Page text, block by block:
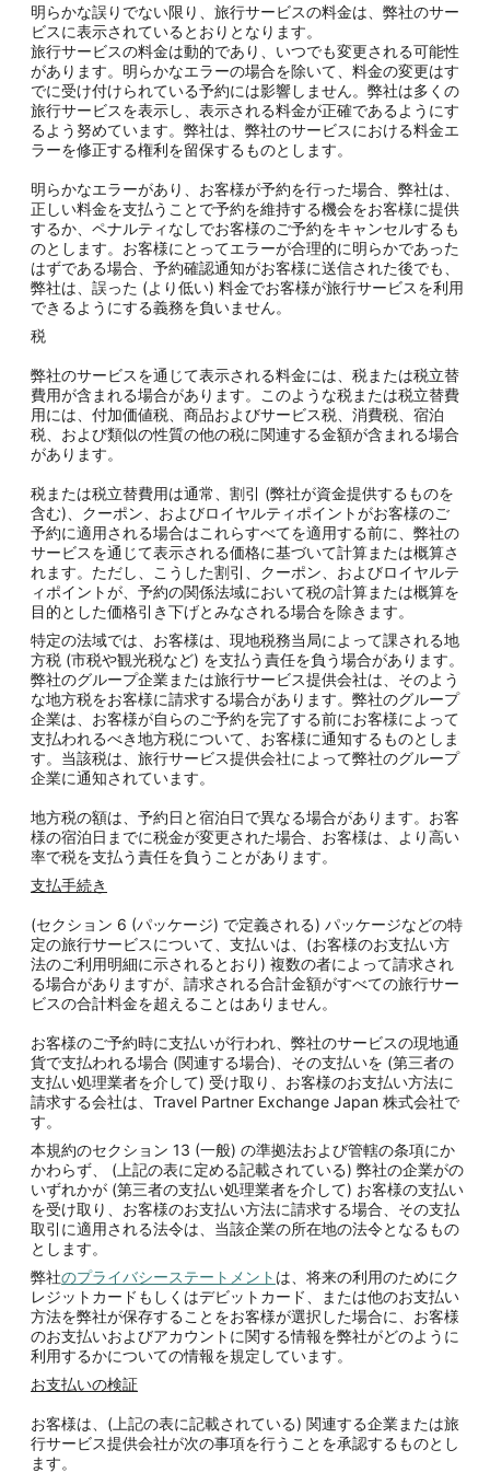
明らかな誤りでない限り、旅行サービスの料金は、弊社のサー
ビスに表示されているとおりとなります。
旅行サービスの料金は動的であり、いつでも変更される可能性
があります。明らかなエラーの場合を除いて、料金の変更はす
でに受け付けられている予約には影響しません。弊社は多くの
旅行サービスを表示し、表示される料金が正確であるようにす
るよう努めています。弊社は、弊社のサービスにおける料金エ
ラーを修正する権利を留保するものとします。
明らかなエラーがあり、お客様が予約を行った場合、弊社は、
正しい料金を支払うことで予約を維持する機会をお客様に提供
するか、ペナルティなしでお客様のご予約をキャンセルするも
のとします。お客様にとってエラーが合理的に明らかであった
はずである場合、予約確認通知がお客様に送信された後でも、
弊社は、誤った (より低い) 料金でお客様が旅行サービスを利用
できるようにする義務を負いません。
税
弊社のサービスを通じて表示される料金には、税または税立替
費用が含まれる場合があります。このような税または税立替費
用には、付加価値税、商品およびサービス税、消費税、宿泊
税、および類似の性質の他の税に関連する金額が含まれる場合
があります。
税または税立替費用は通常、割引 (弊社が資金提供するものを
含む)、クーポン、およびロイヤルティポイントがお客様のご
予約に適用される場合はこれらすべてを適用する前に、弊社の
サービスを通じて表示される価格に基づいて計算または概算さ
れます。ただし、こうした割引、クーポン、およびロイヤルテ
ィポイントが、予約の関係法域において税の計算または概算を
目的とした価格引き下げとみなされる場合を除きます。
特定の法域では、お客様は、現地税務当局によって課される地
方税 (市税や観光税など) を支払う責任を負う場合があります。
弊社のグループ企業または旅行サービス提供会社は、そのよう
な地方税をお客様に請求する場合があります。弊社のグループ
企業は、お客様が自らのご予約を完了する前にお客様によって
支払われるべき地方税について、お客様に通知するものとしま
す。当該税は、旅行サービス提供会社によって弊社のグループ
企業に通知されています。
地方税の額は、予約日と宿泊日で異なる場合があります。お客
様の宿泊日までに税金が変更された場合、お客様は、より高い
率で税を支払う責任を負うことがあります。
支払手続き
(セクション 6 (パッケージ) で定義される) パッケージなどの特
定の旅行サービスについて、支払いは、(お客様のお支払い方
法のご利用明細に示されるとおり) 複数の者によって請求され
る場合がありますが、請求される合計金額がすべての旅行サー
ビスの合計料金を超えることはありません。
お客様のご予約時に支払いが行われ、弊社のサービスの現地通
貨で支払われる場合 (関連する場合)、その支払いを (第三者の
支払い処理業者を介して) 受け取り、お客様のお支払い方法に
請求する会社は、Travel Partner Exchange Japan 株式会社で
す。
本規約のセクション 13 (一般) の準拠法および管轄の条項にか
かわらず、 (上記の表に定める記載されている) 弊社の企業がの
いずれかが (第三者の支払い処理業者を介して) お客様の支払い
を受け取り、お客様のお支払い方法に請求する場合、その支払
取引に適用される法令は、当該企業の所在地の法令となるもの
とします。
弊社のプライバシーステートメント は、将来の利用のためにク
レジットカードもしくはデビットカード、または他のお支払い
方法を弊社が保存することをお客様が選択した場合に、お客様
のお支払いおよびアカウントに関する情報を弊社がどのように
利用するかについての情報を規定しています。
お支払いの検証
お客様は、(上記の表に記載されている) 関連する企業または旅
行サービス提供会社が次の事項を行うことを承認するものとし
ます。